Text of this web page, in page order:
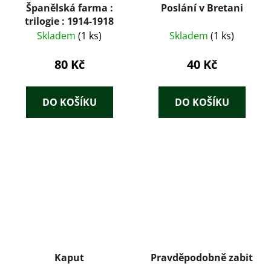
Španělská farma :
trilogie : 1914-1918
Skladem (1 ks)
80 Kč
DO KOŠÍKU
Poslání v Bretani
Skladem (1 ks)
40 Kč
DO KOŠÍKU
Kaput Pravděpodobně zabit